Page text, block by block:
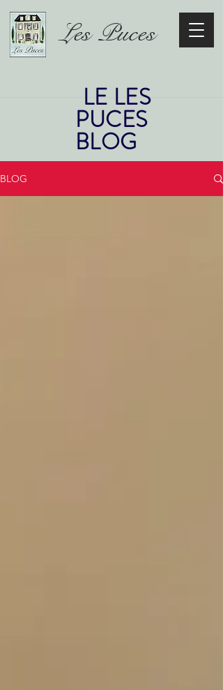
Les Puces
LE LES
PUCES
BLOG
BLOG